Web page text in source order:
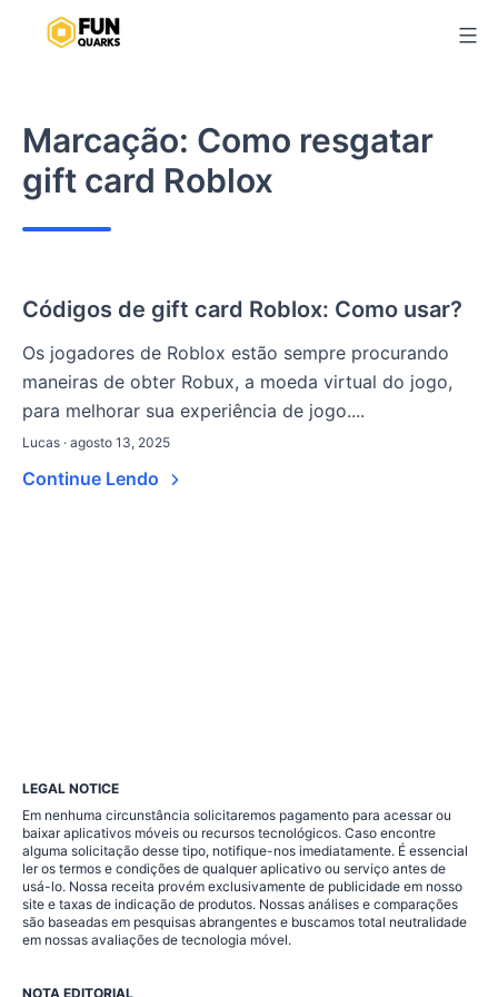
Marcação: Como resgatar
gift card Roblox
Códigos de gift card Roblox: Como usar?
Os jogadores de Roblox estão sempre procurando
maneiras de obter Robux, a moeda virtual do jogo,
para melhorar sua experiência de jogo....
Lucas · agosto 13, 2025
Continue Lendo
LEGAL NOTICE
Em nenhuma circunstância solicitaremos pagamento para acessar ou
baixar aplicativos móveis ou recursos tecnológicos. Caso encontre
alguma solicitação desse tipo, notifique-nos imediatamente. É essencial
ler os termos e condições de qualquer aplicativo ou serviço antes de
usá-lo. Nossa receita provém exclusivamente de publicidade em nosso
site e taxas de indicação de produtos. Nossas análises e comparações
são baseadas em pesquisas abrangentes e buscamos total neutralidade
em nossas avaliações de tecnologia móvel.
NOTA EDITORIAL